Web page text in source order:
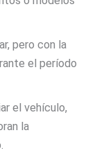
pero con la
el período
el vehículo,
la